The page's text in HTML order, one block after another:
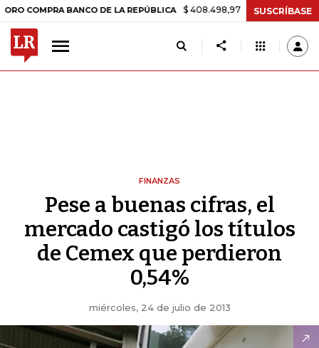
BANCO DE LA REPÚBLICA $ 408.498,97 +$ 8.753,81 +2,19%
SUSCRÍBASE
FINANZAS
Pese a buenas cifras, el
mercado castigó los títulos
de Cemex que perdieron
0,54%
miércoles, 24 de julio de 2013